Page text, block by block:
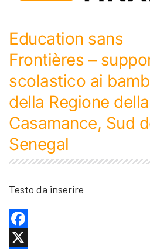
Education sans
Frontières –
scolastico ai
della Regione della
Casamance, Sud
Senegal
Testo da inserire
Facebook